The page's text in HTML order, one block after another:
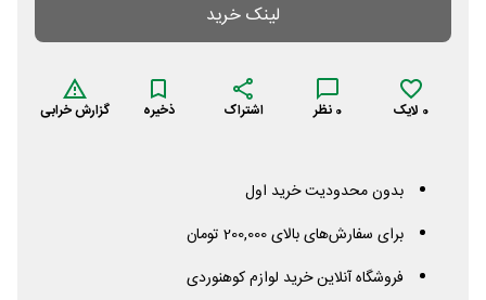
لینک خرید
0 لایک 0 نظر اشتراک ذخیره گزارش خرابی
بدون محدودیت خرید اول
برای سفارش‌های بالای 200,000 تومان
فروشگاه آنلاین خرید لوازم کوهنوردی